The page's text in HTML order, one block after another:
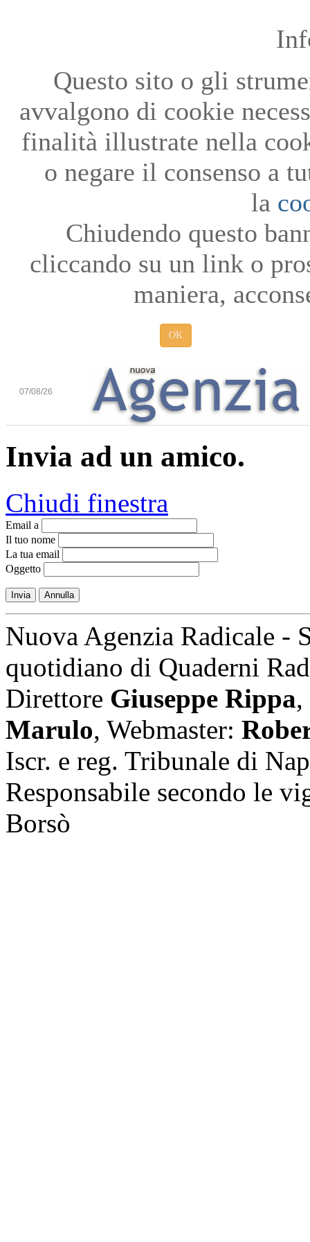
Questo sito o gli
avvalgono di cookie
finalità illustrate nella
o negare il consenso a
la
Chiudendo questo
cliccando su un link o
maniera,
OK
07/08/26
Invia ad un amico.
Chiudi finestra
Email a
Il tuo nome
La tua email
Oggetto
Invia Annulla
Nuova Agenzia Radicale -
quotidiano di Quaderni
Direttore Giuseppe Rippa,
Marulo, Webmaster:
Iscr. e reg. Tribunale di
Responsabile secondo le
Borsò